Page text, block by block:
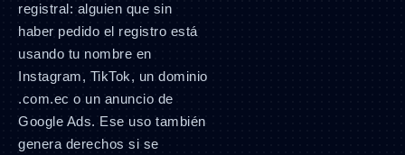
registral: alguien que sin
haber pedido el registro está
usando tu nombre en
Instagram, TikTok, un dominio
.com.ec o un anuncio de
Google Ads. Ese uso también
genera derechos si se